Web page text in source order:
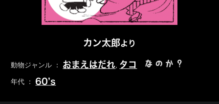
カン太郎より
動物ジャンル ： おまえはだれ タコ なのか？
年代 ： 60’s